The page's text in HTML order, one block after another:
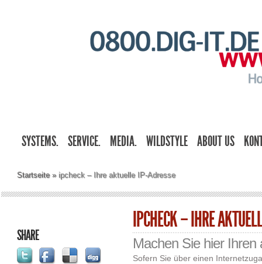
SYSTEMS. SERVICE. MEDIA. WILDSTYLE ABOUT US
Startseite »ipcheck – Ihre aktuelle IP-Adresse
SHARE
IPCHECK – IHRE
Machen Sie hier Ihren
Sofern Sie über einen